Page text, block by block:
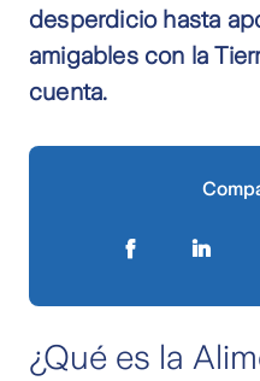
desperdicio hasta
amigables con la
cuenta.
¿Qué es la